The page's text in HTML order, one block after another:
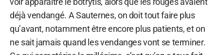
déjà vendangé. A Sauternes, on doit tout faire plus
qu’avant, notamment être encore plus patients, et on
ne sait jamais quand les vendanges vont se terminer.